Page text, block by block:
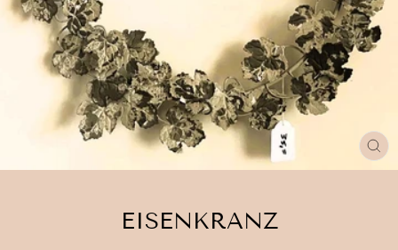
EISENKRANZ